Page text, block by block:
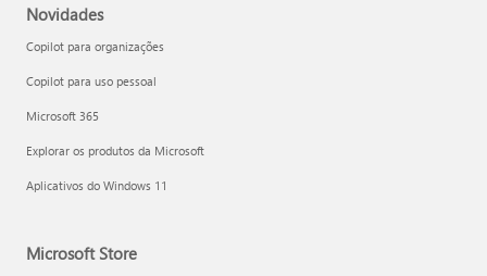
Novidades
Copilot para organizações
Copilot para uso pessoal
Microsoft 365
Explorar os produtos da Microsoft
Aplicativos do Windows 11
Microsoft Store